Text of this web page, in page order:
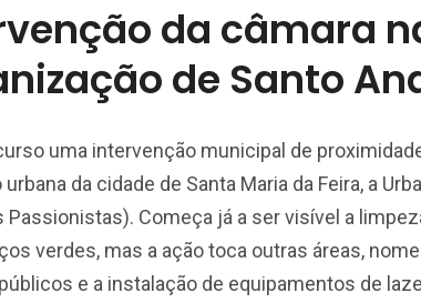
da câmara
de Santo
uma intervenção municipal de
da cidade de Santa Maria da Feira, a
Passionistas). Começa já a ser visível a
verdes, mas a ação toca outras áreas,
e a instalação de equipamentos de